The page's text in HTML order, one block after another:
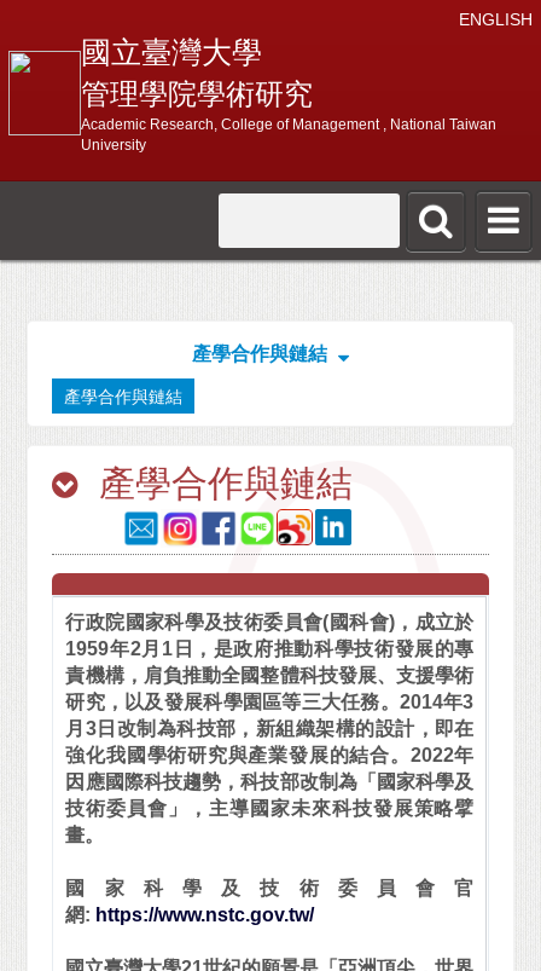
ENGLISH
國立臺灣大學
管理學院學術研究
Academic Research, College of Management , National Taiwan
University
產學合作與鏈結
產學合作與鏈結
產學合作與鏈結
行政院國家科學及技術委員會(國科會)，成立於
1959年2月1日，是政府推動科學技術發展的專
責機構，肩負推動全國整體科技發展、支援學術
研究，以及發展科學園區等三大任務。2014年3
月3日改制為科技部，新組織架構的設計，即在
強化我國學術研究與產業發展的結合。2022年
因應國際科技趨勢，科技部改制為「國家科學及
技術委員會」，主導國家未來科技發展策略擘
畫。
國家科學及技術委員會官
網: https://www.nstc.gov.tw/